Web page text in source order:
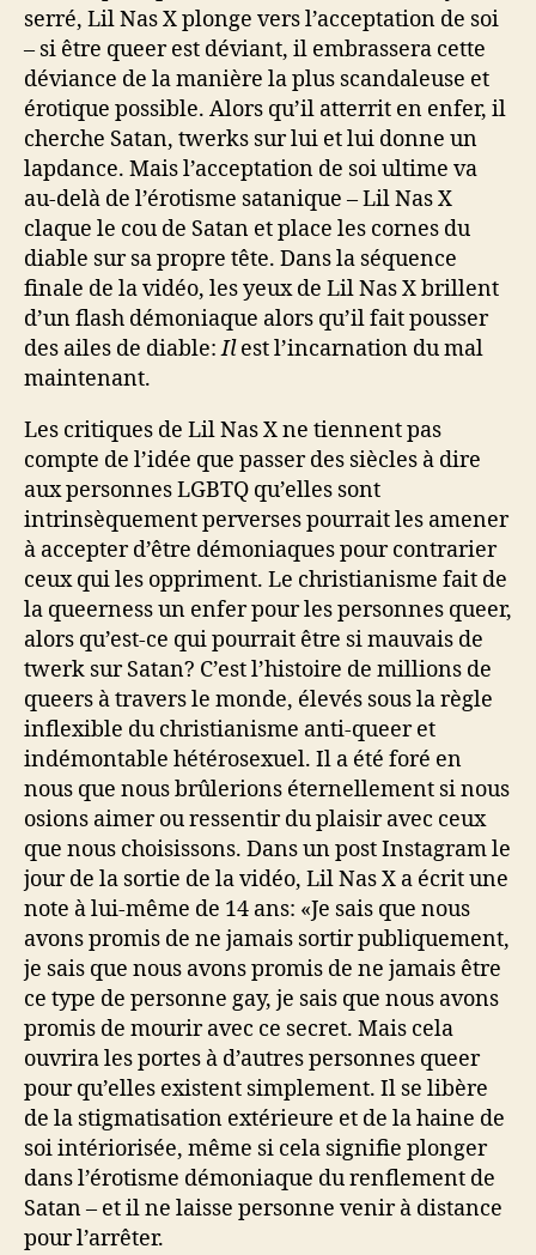
serré, Lil Nas X plonge vers l’acceptation de soi
– si être queer est déviant, il embrassera cette
déviance de la manière la plus scandaleuse et
érotique possible. Alors qu’il atterrit en enfer, il
cherche Satan, twerks sur lui et lui donne un
lapdance. Mais l’acceptation de soi ultime va
au-delà de l’érotisme satanique – Lil Nas X
claque le cou de Satan et place les cornes du
diable sur sa propre tête. Dans la séquence
finale de la vidéo, les yeux de Lil Nas X brillent
d’un flash démoniaque alors qu’il fait pousser
des ailes de diable:Ilest l’incarnation du mal
maintenant.
Les critiques de Lil Nas X ne tiennent pas
compte de l’idée que passer des siècles à dire
aux personnes LGBTQ qu’elles sont
intrinsèquement perverses pourrait les amener
à accepter d’être démoniaques pour contrarier
ceux qui les oppriment. Le christianisme fait de
la queerness un enfer pour les personnes queer,
alors qu’est-ce qui pourrait être si mauvais de
twerk sur Satan? C’est l’histoire de millions de
queers à travers le monde, élevés sous la règle
inflexible du christianisme anti-queer et
indémontable hétérosexuel. Il a été foré en
nous que nous brûlerions éternellement si nous
osions aimer ou ressentir du plaisir avec ceux
que nous choisissons. Dans un post Instagram le
jour de la sortie de la vidéo, Lil Nas X a écrit une
note à lui-même de 14 ans: «Je sais que nous
avons promis de ne jamais sortir publiquement,
je sais que nous avons promis de ne jamais être
ce type de personne gay, je sais que nous avons
promis de mourir avec ce secret. Mais cela
ouvrira les portes à d’autres personnes queer
pour qu’elles existent simplement. Il se libère
de la stigmatisation extérieure et de la haine de
soi intériorisée, même si cela signifie plonger
dans l’érotisme démoniaque du renflement de
Satan – et il ne laisse personne venir à distance
pour l’arrêter.